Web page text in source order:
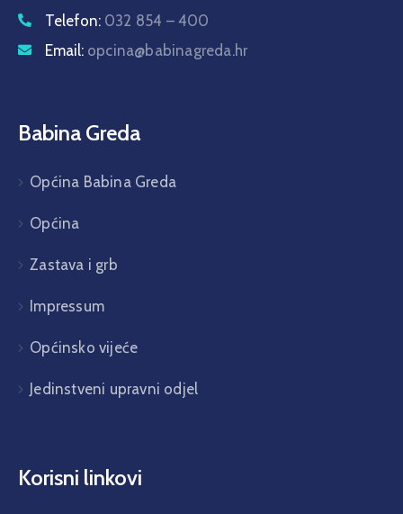
Telefon: 032 854 – 400
Email: opcina@babinagreda.hr
Babina Greda
Općina Babina Greda
Općina
Zastava i grb
Impressum
Općinsko vijeće
Jedinstveni upravni odjel
Korisni linkovi